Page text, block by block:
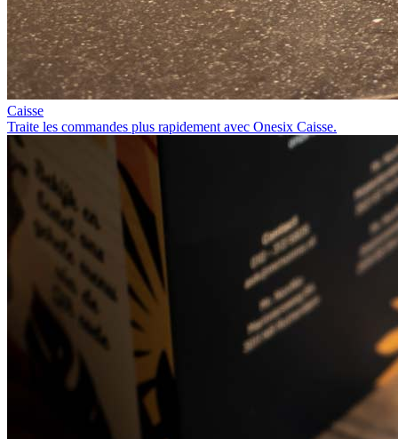
Caisse
Traite les commandes plus rapidement avec Onesix Caisse.